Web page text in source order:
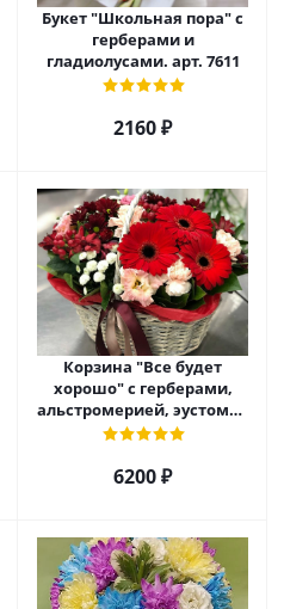
Букет "Школьная пора" с
герберами и
гладиолусами. арт. 7611
2160 ₽
Корзина "Все будет
хорошо" с герберами,
альстромерией, эустомой
и хризантемой арт. 22461
6200 ₽